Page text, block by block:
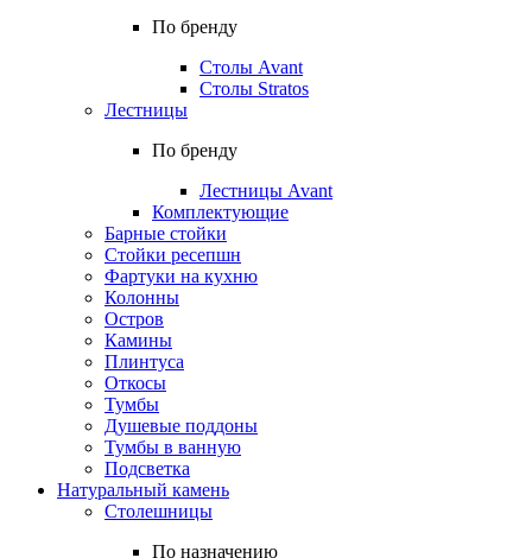
По бренду
Столы Avant
Столы Stratos
Лестницы
По бренду
Лестницы Avant
Комплектующие
Барные стойки
Стойки ресепшн
Фартуки на кухню
Колонны
Остров
Камины
Плинтуса
Откосы
Тумбы
Душевые поддоны
Тумбы в ванную
Подсветка
Натуральный камень
Столешницы
По назначению